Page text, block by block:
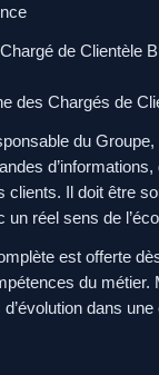
de Clientèle
des Chargés de
du
clients. Il doit être
un réel sens de
est offerte
du métier.
dans